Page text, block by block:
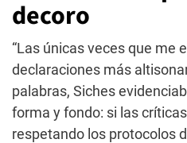
decoro
“Las únicas veces que me
declaraciones más
palabras, Siches
forma y fondo: si las
respetando los protocolos